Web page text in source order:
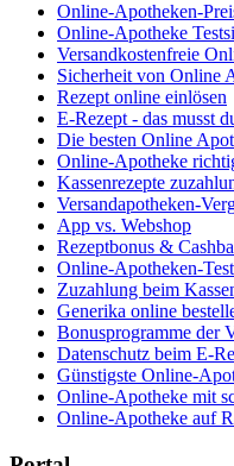
Online-Apotheken-
Online-Apotheke
Versandkostenfreie
Sicherheit von Online
Rezept online einlösen
E-Rezept - das musst
Die besten Online
Online-Apotheke
Kassenrezepte
Versandapotheken-
App vs. Webshop
Rezeptbonus &
Online-Apotheken-
Zuzahlung beim
Generika online
Bonusprogramme der
Datenschutz beim E-
Günstigste Online-
Online-Apotheke mit
Online-Apotheke auf